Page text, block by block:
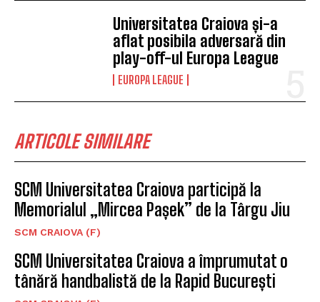
Universitatea Craiova și-a
aflat posibila adversară din
play-off-ul Europa League
EUROPA LEAGUE
ARTICOLE SIMILARE
SCM Universitatea Craiova participă la
Memorialul „Mircea Pașek” de la Târgu Jiu
SCM CRAIOVA (F)
SCM Universitatea Craiova a împrumutat o
tânără handbalistă de la Rapid București